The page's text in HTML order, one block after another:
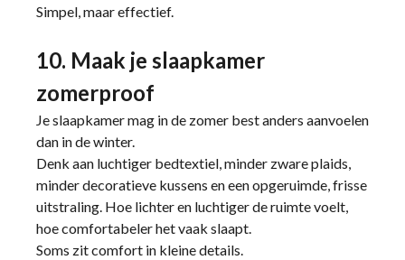
Simpel, maar effectief.
10. Maak je slaapkamer
zomerproof
Je slaapkamer mag in de zomer best anders aanvoelen
dan in de winter.
Denk aan luchtiger bedtextiel, minder zware plaids,
minder decoratieve kussens en een opgeruimde, frisse
uitstraling. Hoe lichter en luchtiger de ruimte voelt,
hoe comfortabeler het vaak slaapt.
Soms zit comfort in kleine details.